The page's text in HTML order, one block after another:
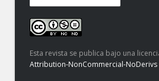
Esta revista se publica bajo una
Attribution-NonCommercial-NoDerivs